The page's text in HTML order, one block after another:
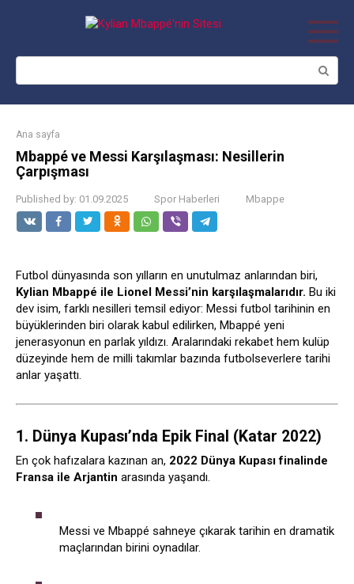
Search:
Ana sayfa
Mbappé ve Messi Karşılaşması: Nesillerin
Çarpışması
Published by: 01.09.2025 Spor Haberleri Mbappe
Futbol dünyasında son yılların en unutulmaz anlarından biri,
Kylian Mbappé ile Lionel Messi’nin karşılaşmalarıdır. Bu iki
dev isim, farklı nesilleri temsil ediyor: Messi futbol tarihinin en
büyüklerinden biri olarak kabul edilirken, Mbappé yeni
jenerasyonun en parlak yıldızı. Aralarındaki rekabet hem kulüp
düzeyinde hem de milli takımlar bazında futbolseverlere tarihi
anlar yaşattı.
1. Dünya Kupası’nda Epik Final (Katar 2022)
En çok hafızalara kazınan an, 2022 Dünya Kupası finalinde
Fransa ile Arjantin arasında yaşandı.
Messi ve Mbappé sahneye çıkarak tarihin en dramatik
maçlarından birini oynadılar.